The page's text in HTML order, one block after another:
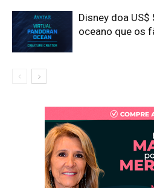
Disney doa
oceano que os